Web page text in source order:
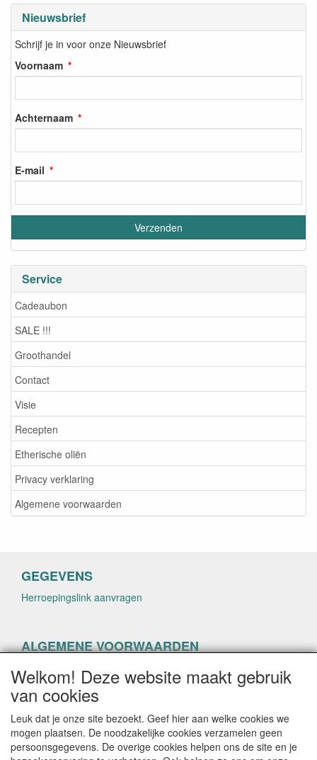
Nieuwsbrief
Schrijf je in voor onze Nieuwsbrief
Voornaam
Achternaam
E-mail
Service
Cadeaubon
SALE !!!
Groothandel
Contact
Visie
Recepten
Etherische oliën
Privacy verklaring
Algemene voorwaarden
GEGEVENS
Herroepingslink aanvragen
ALGEMENE VOORWAARDEN
Herroepingslink aanvragen
Welkom! Deze website maakt gebruik
van cookies
Leuk dat je onze site bezoekt. Geef hier aan welke cookies we
mogen plaatsen. De noodzakelijke cookies verzamelen geen
persoonsgegevens. De overige cookies helpen ons de site en je